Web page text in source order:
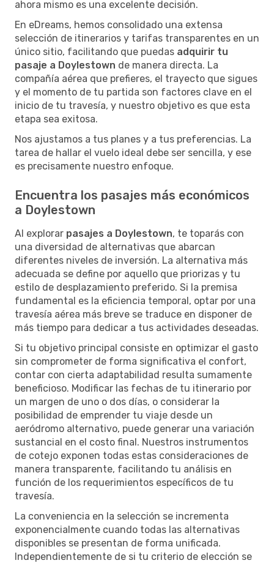
ahora mismo es una excelente decisión.
En eDreams, hemos consolidado una extensa
selección de itinerarios y tarifas transparentes en un
único sitio, facilitando que puedas adquirir tu
pasaje a Doylestown de manera directa. La
compañía aérea que prefieres, el trayecto que sigues
y el momento de tu partida son factores clave en el
inicio de tu travesía, y nuestro objetivo es que esta
etapa sea exitosa.
Nos ajustamos a tus planes y a tus preferencias. La
tarea de hallar el vuelo ideal debe ser sencilla, y ese
es precisamente nuestro enfoque.
Encuentra los pasajes más económicos
a Doylestown
Al explorar pasajes a Doylestown, te toparás con
una diversidad de alternativas que abarcan
diferentes niveles de inversión. La alternativa más
adecuada se define por aquello que priorizas y tu
estilo de desplazamiento preferido. Si la premisa
fundamental es la eficiencia temporal, optar por una
travesía aérea más breve se traduce en disponer de
más tiempo para dedicar a tus actividades deseadas.
Si tu objetivo principal consiste en optimizar el gasto
sin comprometer de forma significativa el confort,
contar con cierta adaptabilidad resulta sumamente
beneficioso. Modificar las fechas de tu itinerario por
un margen de uno o dos días, o considerar la
posibilidad de emprender tu viaje desde un
aeródromo alternativo, puede generar una variación
sustancial en el costo final. Nuestros instrumentos
de cotejo exponen todas estas consideraciones de
manera transparente, facilitando tu análisis en
función de los requerimientos específicos de tu
travesía.
La conveniencia en la selección se incrementa
exponencialmente cuando todas las alternativas
disponibles se presentan de forma unificada.
Independientemente de si tu criterio de elección se